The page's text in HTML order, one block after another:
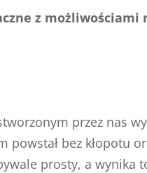
z
przez nas
powstał bez kłopotu
prosty, a wynika